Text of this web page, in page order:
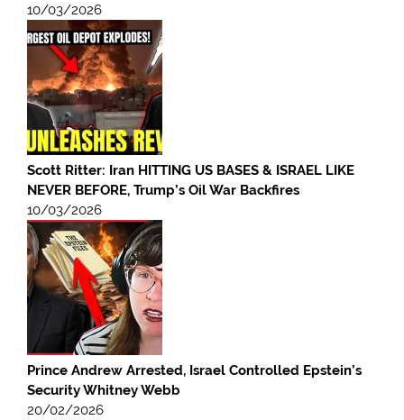
10/03/2026
Scott Ritter: Iran HITTING US BASES & ISRAEL LIKE
NEVER BEFORE, Trump’s Oil War Backfires
10/03/2026
Prince Andrew Arrested, Israel Controlled Epstein’s
Security Whitney Webb
20/02/2026